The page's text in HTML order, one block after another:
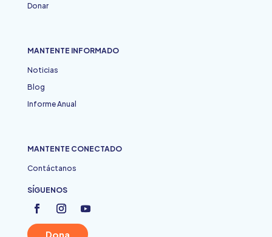
Donar
MANTENTE INFORMADO
Noticias
Blog
Informe Anual
MANTENTE CONECTADO
Contáctanos
SÍGUENOS
Dona